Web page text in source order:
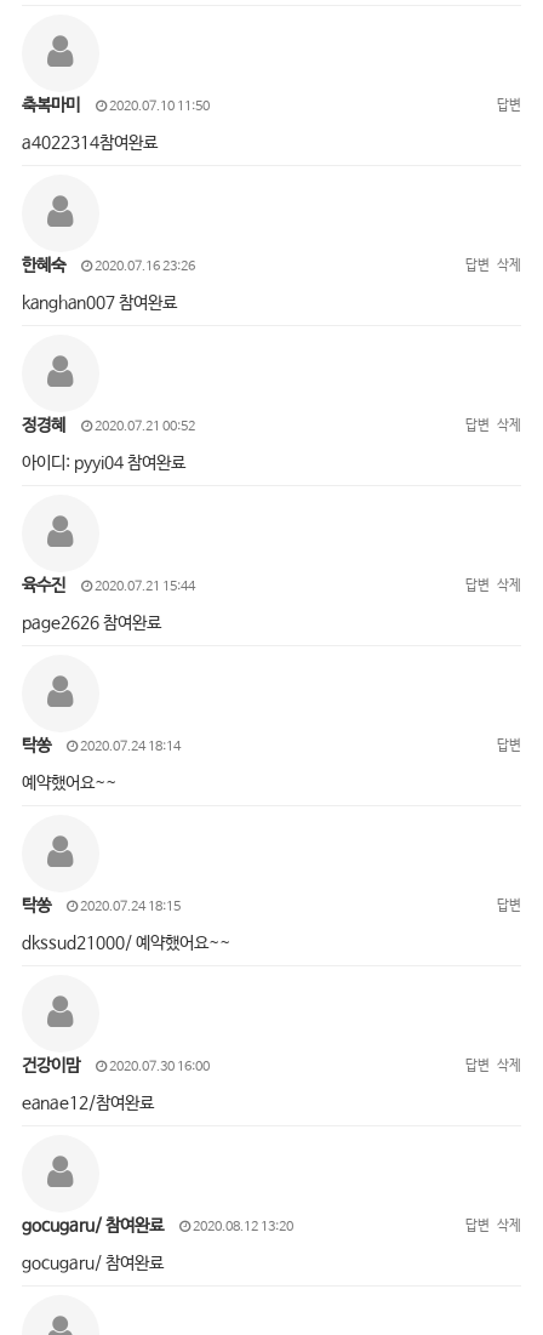
축복마미 2020.07.10 11:50 답변
a4022314참여완료
한혜숙 2020.07.16 23:26 답변 삭제
kanghan007 참여완료
정경혜 2020.07.21 00:52 답변 삭제
아이디: pyyi04 참여완료
육수진 2020.07.21 15:44 답변 삭제
page2626 참여완료
탁쏭 2020.07.24 18:14 답변
예약했어요~~
탁쏭 2020.07.24 18:15 답변
dkssud21000/ 예약했어요~~
건강이맘 2020.07.30 16:00 답변 삭제
eanae12/참여완료
gocugaru/ 참여완료 2020.08.12 13:20 답변 삭제
gocugaru/ 참여완료